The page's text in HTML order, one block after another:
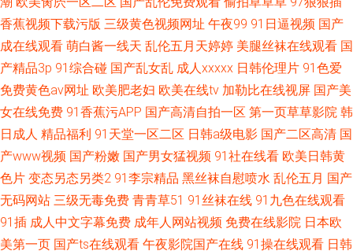
香蕉视频下载污版 三级黄色视频网址 午夜99 91日逼视频 国产
成在线观看 萌白酱一线天 乱伦五月天婷婷 美腿丝袜在线观看 国
产精品3p 91综合碰 国产乱女乱 成人xxxxx 日韩伦理片 91色爱
免费黄色av网址 欧美肥老妇 欧美在线tv 加勒比在线视屏 国产美
女在线免费 91香蕉污APP 国产高清自拍一区 第一页草草影院 韩
日成人 精品福利 91天堂一区二区 日韩a级电影 国产二区高清 国
产www视频 国产粉嫩 国产男女猛视频 91社在线看 欧美日韩黄
色片 变态另态另类2 91李宗精品 黑丝袜自慰喷水 乱伦五月 国产
无码网站 三级无毒免费 青青草51 91丝袜在线 91九色在线观看
91插 成人中文字幕免费 成年人网站视频 免费在线影院 日本欧
美第一页 国产ts在线观看 午夜影院国产在线 91操在线观看 日韩